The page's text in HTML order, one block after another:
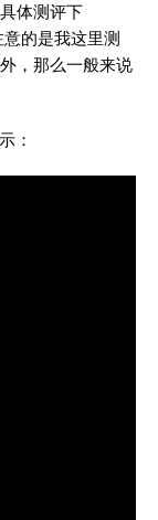
体测评下
的是我这里测
，那么一般来说
：